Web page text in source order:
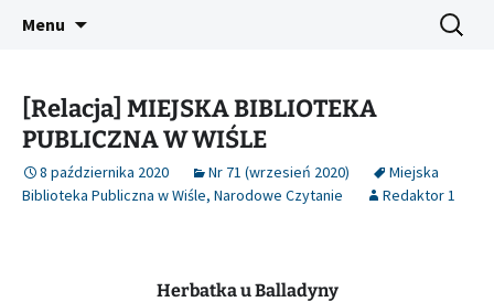
Śląski Pegaz
Platforma inicjatyw bibliotecznych
Menu Szukaj:
[Relacja] MIEJSKA BIBLIOTEKA
PUBLICZNA W WIŚLE
8 października 2020 Nr 71 (wrzesień 2020)
Miejska
Biblioteka Publiczna w Wiśle, Narodowe Czytanie Redaktor 1
Herbatka u Balladyny